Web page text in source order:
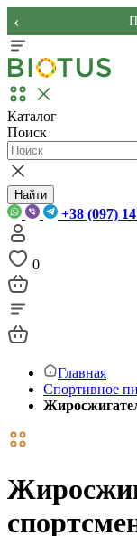
‹
Каталог
Поиск
Найти
+38 (097)
0
Главная
Спортивное